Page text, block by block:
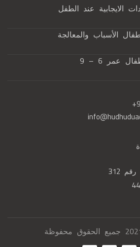
الايجابية عند الطفل
الأسباب والمعالجة
عمر 6 – 9
312